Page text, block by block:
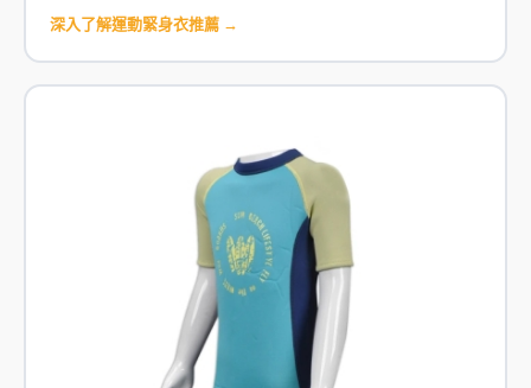
深入了解運動緊身衣推薦 →